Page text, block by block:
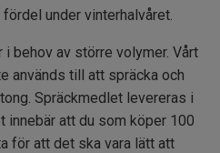
under vinterhalvåret.
behov av större volymer. Vårt
används till att spräcka och
Spräckmedlet levereras i
innebär att du som köper 100
för att det ska vara lätt att